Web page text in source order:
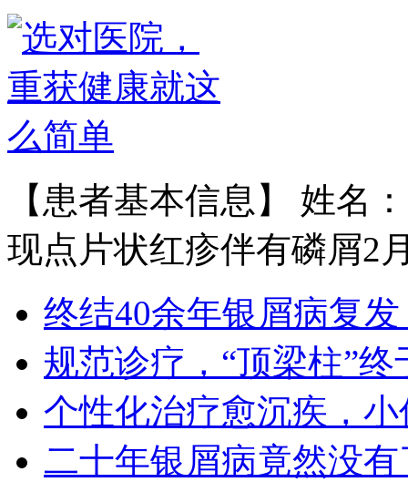
黄省让 门诊医师
黄省让，男，医生。一九七六年毕业
于郑州第四军医…【详情】
王宝旗 副主任医
1978年毕业于河北医科大学临床医学
专业（原博润医…【详情】
【患者基本信息】 姓名
现点片状红疹伴有磷屑2
终结40余年银屑病复
规范诊疗，“顶梁柱”终
个性化治疗愈沉疾，小
二十年银屑病竟然没有